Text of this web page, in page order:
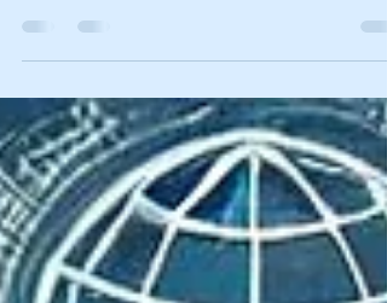
consumo. Para prestadores de serviços —
autônomos, consultorias, agências, clínicas,
outros — os impactos são amplos e exigem
atenção redobrada. A seguir, você encontra um
panorama completo das principais mudanças e
orientações para 2026 e 2027. 1. Novo Modelo
Tributário: CBS e IBS A reforma sub